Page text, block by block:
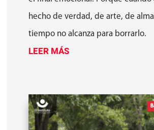
hecho de verdad, de arte, de
tiempo no alcanza para borrarlo.
LEER MÁS